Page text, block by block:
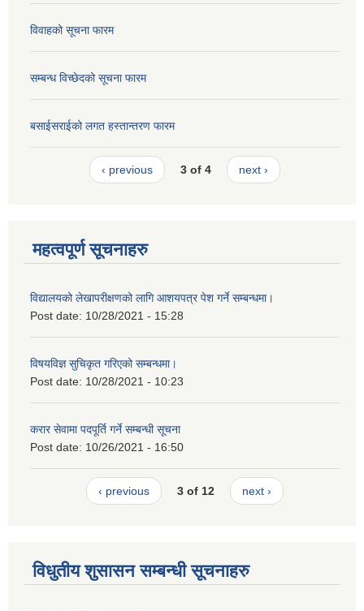
विवाहको सूचना फारम
सम्बन्ध विच्छेदको सूचना फारम
बसाईसराईको लगत हस्तान्तरण फारम
‹ previous 3 of 4 next ›
महत्वपूर्ण सूचनाहरु
विद्यालयको लेखापरीक्षणको लागि आशयपत्र पेश गर्ने सम्बन्धमा।
Post date: 10/28/2021 - 15:28
विषयविज्ञ सुचिकृत गरिएको सम्बन्धमा।
Post date: 10/28/2021 - 10:23
करार सेवामा पदपूर्ति गर्ने सम्बन्धी सूचना
Post date: 10/26/2021 - 16:50
‹ previous 3 of 12 next ›
विधुतीय शुसासन सम्बन्धी सूचनाहरु